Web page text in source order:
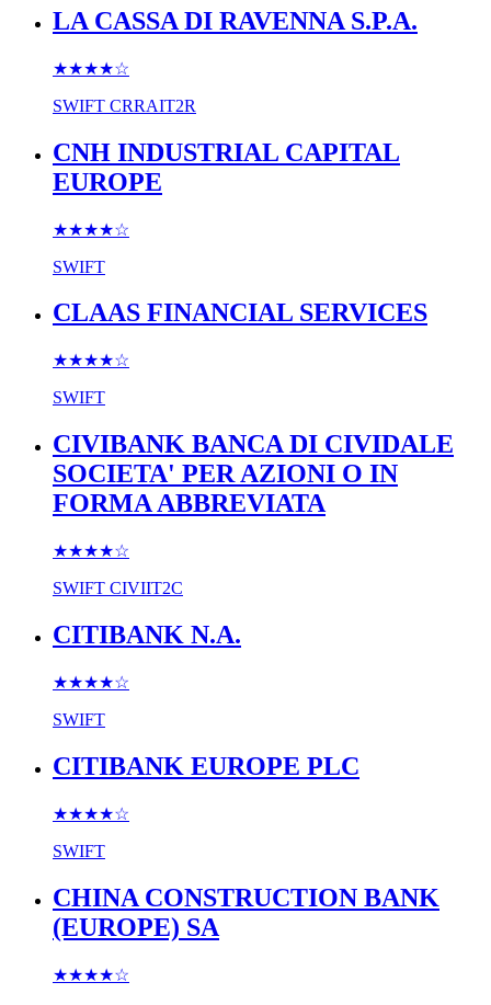
LA CASSA DI RAVENNA S.P.A.
★★★★☆
SWIFT CRRAIT2R
CNH INDUSTRIAL CAPITAL
EUROPE
★★★★☆
SWIFT
CLAAS FINANCIAL SERVICES
★★★★☆
SWIFT
CIVIBANK BANCA DI CIVIDALE
SOCIETA' PER AZIONI O IN
FORMA ABBREVIATA
★★★★☆
SWIFT CIVIIT2C
CITIBANK N.A.
★★★★☆
SWIFT
CITIBANK EUROPE PLC
★★★★☆
SWIFT
CHINA CONSTRUCTION BANK
(EUROPE) SA
★★★★☆